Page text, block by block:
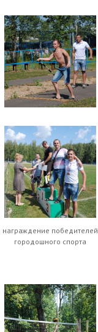
награждение победителей
городошного спорта